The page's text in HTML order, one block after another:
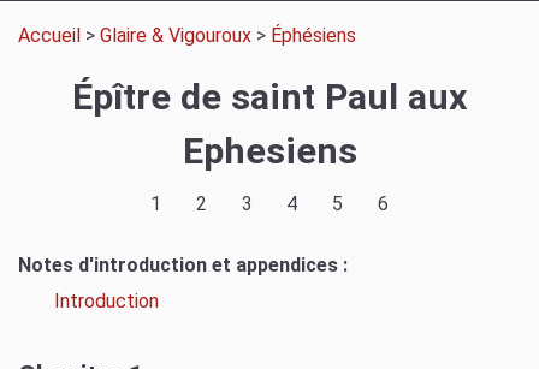
Accueil > Glaire & Vigouroux > Éphésiens
Épître de saint Paul aux
Ephesiens
1 2 3 4 5 6
Notes d'introduction et appendices :
Introduction